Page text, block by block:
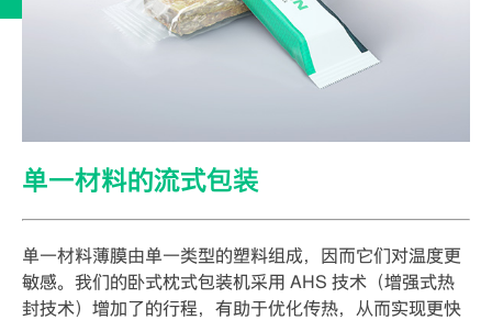
单一材料的流式包装
单一材料薄膜由单一类型的塑料组成，因而它们对温度更
敏感。我们的卧式枕式包装机采用 AHS 技术（增强式热
封技术）增加了的行程，有助于优化传热，从而实现更快